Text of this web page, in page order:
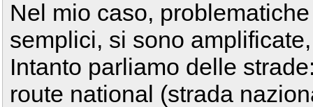
Nel mio caso,
semplici, si sono
Intanto parliamo delle
route national (strada